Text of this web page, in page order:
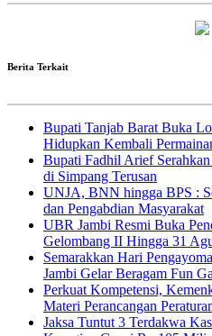
Berita Terkait
Bupati Tanjab Barat Buka
Hidupkan Kembali
Bupati Fadhil Arief
di Simpang Terusan
UNJA, BNN hingga BPS :
dan Pengabdian Masyarakat
UBR Jambi Resmi Buka
Gelombang II Hingga 31
Semarakkan Hari
Jambi Gelar Beragam Fun
Perkuat Kompetensi,
Materi Perancangan
Jaksa Tuntut 3 Terdakwa